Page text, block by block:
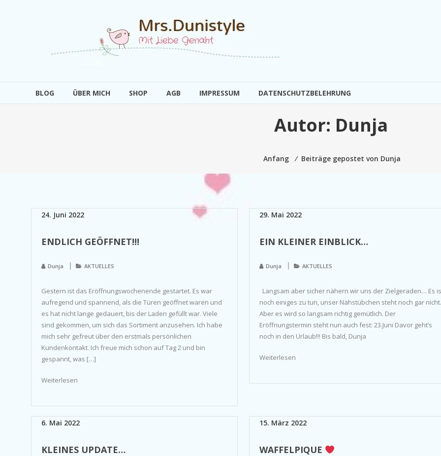
Mrs.Dunistyle
Liebe
BLOG ÜBER MICH SHOP AGB IMPRESSUM DATENSCHUTZBELEHRUNG
Autor: Dunja
Anfang ⁄ Beiträge gepostet von Dunja
24. Juni 2022
ENDLICH GEÖFFNET!!!
Dunja AKTUELLES
Gestern ist das Eröffnungswochenende gestartet. Es war
aufregend und spannend, als die Türen geöffnet waren und
es hat nicht lange gedauert, bis der Laden gefüllt war. Viele
sind gekommen, um sich das Sortiment anzusehen. Ich habe
mich sehr gefreut über den erstmals persönlichen
Kundenkontakt. Ich freue mich schon auf Tag 2 und bin
gespannt, was […]
Weiterlesen
29. Mai 2022
EIN KLEINER EINBLICK…
Dunja AKTUELLES
Langsam aber sicher nähern wir uns der Zielgeraden… Es
noch einiges zu tun, unser Nähstübchen steht noch gar nicht.
Aber es wird so langsam richtig gemütlich. Der
Eröffnungstermin steht nun auch fest: 23.Juni Davor geht’s
noch in den Urlaub!!! Bis bald, Dunja
Weiterlesen
6. Mai 2022
KLEINES UPDATE…
15. März 2022
WAFFELPIQUE